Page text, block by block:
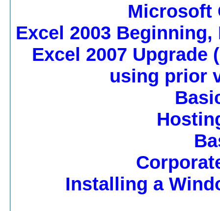
Microsoft
Excel 2003
Excel 2007
using prior
Installing a